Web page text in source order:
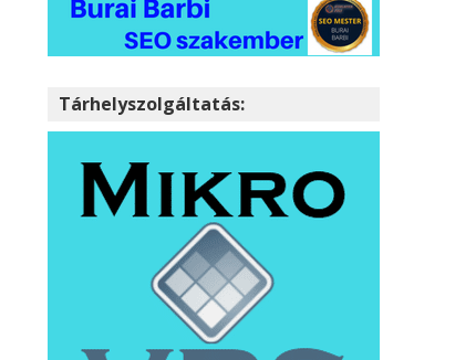
Tárhelyszolgáltatás: